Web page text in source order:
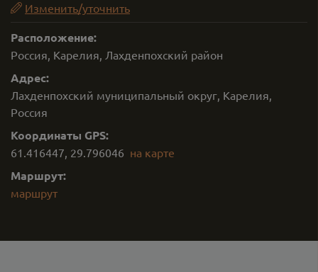
Изменить/уточнить
Расположение:
Россия, Карелия, Лахденпохский район
Адрес:
Лахденпохский муниципальный округ, Карелия,
Россия
Координаты GPS:
61.416447, 29.796046 на карте
Маршрут:
маршрут